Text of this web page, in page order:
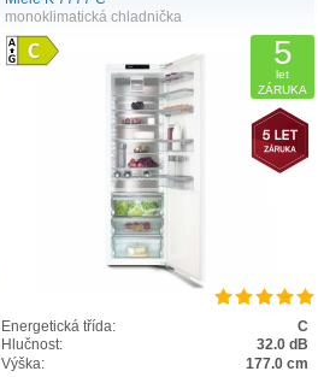
monoklimatická chladnička
5
let
ZÁRUKA
Energetická třída:
C
Hlučnost:
32.0 dB
Výška:
177.0 cm